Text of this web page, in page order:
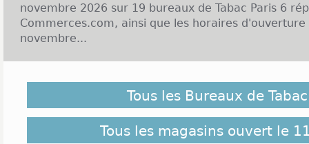
novembre 2026 sur 19 bureaux de Tabac Paris 6
Commerces.com, ainsi que les horaires d'ouverture
novembre...
le 11 novembre 2026 ne soient pas répertoriés ici,
pour retrouver l'ensemble des Tabac Paris 6
19 bureaux de Tabac Paris 6
Tous les Bureaux de
Tous les magasins ouvert le